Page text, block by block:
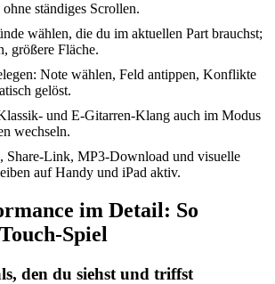
ständiges Scrollen.
wählen, die du im aktuellen Part brauchst;
größere Fläche.
Note wählen, Feld antippen, Konflikte
gelöst.
und E-Gitarren-Klang auch im Modus
wechseln.
Share-Link, MP3-Download und visuelle
auf Handy und iPad aktiv.
im Detail: So
Spiel
den du siehst und triffst